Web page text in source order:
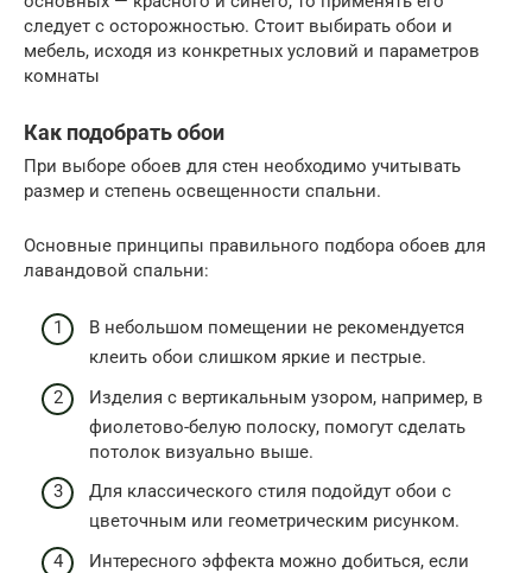
следует с осторожностью. Стоит выбирать обои и
мебель, исходя из конкретных условий и параметров
комнаты
Как подобрать обои
При выборе обоев для стен необходимо учитывать
размер и степень освещенности спальни.
Основные принципы правильного подбора обоев для
лавандовой спальни:
В небольшом помещении не рекомендуется
клеить обои слишком яркие и пестрые.
Изделия с вертикальным узором, например, в
фиолетово-белую полоску, помогут сделать
потолок визуально выше.
Для классического стиля подойдут обои с
цветочным или геометрическим рисунком.
Интересного эффекта можно добиться, если